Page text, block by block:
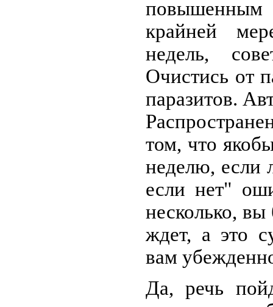
крайней
недель,
Очистись от
паразитов.
том, что
неделю, если
если нет"
несколько, вы
ждет, а это
вам
Да, речь